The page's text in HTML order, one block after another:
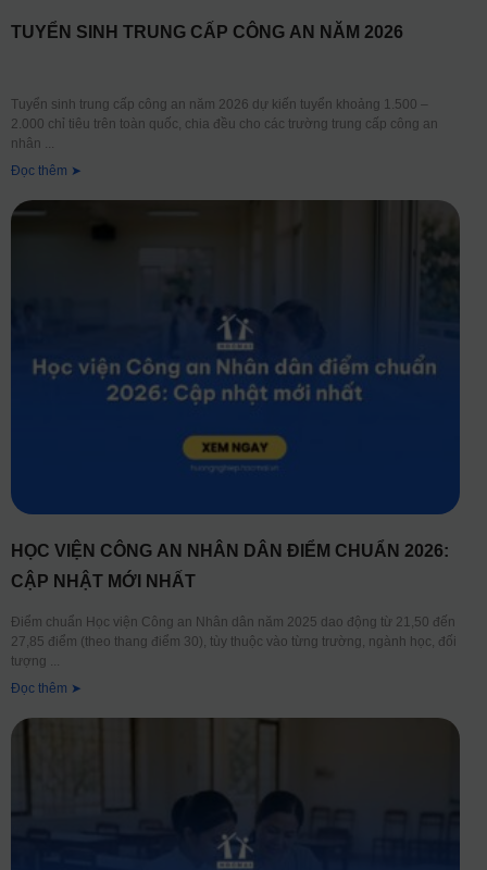
TUYỂN SINH TRUNG CẤP CÔNG AN NĂM 2026
Tuyển sinh trung cấp công an năm 2026 dự kiến tuyển khoảng 1.500 –
2.000 chỉ tiêu trên toàn quốc, chia đều cho các trường trung cấp công an
nhân
Đọc thêm ➤
HỌC VIỆN CÔNG AN NHÂN DÂN ĐIỂM CHUẨN 2026:
CẬP NHẬT MỚI NHẤT
Điểm chuẩn Học viện Công an Nhân dân năm 2025 dao động từ 21,50 đến
27,85 điểm (theo thang điểm 30), tùy thuộc vào từng trường, ngành học, đối
tượng
Đọc thêm ➤